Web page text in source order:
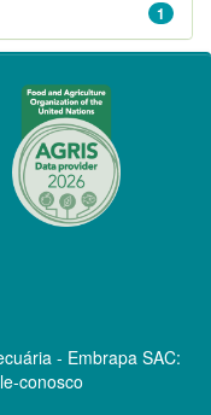
1
- Embrapa SAC:
conosco